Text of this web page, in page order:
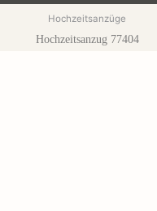
Hochzeitsanzüge
Hochzeitsanzug 77404